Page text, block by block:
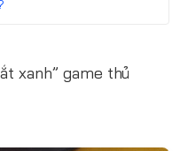
xanh” game thủ